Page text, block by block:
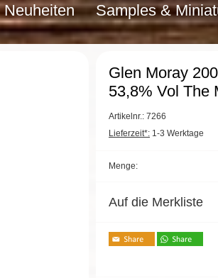
Neuheiten Samples &
Glen Moray
53,8% Vol The
Artikelnr.: 7266
Lieferzeit*: 1-3 Werktage
Menge:
Auf die Merkliste